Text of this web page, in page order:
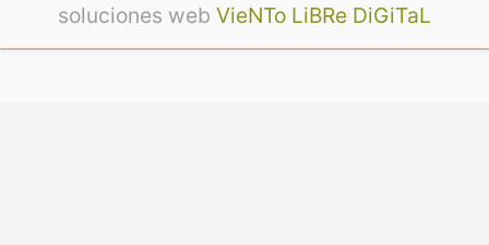
soluciones web VieNTo LiBRe DiGiTaL